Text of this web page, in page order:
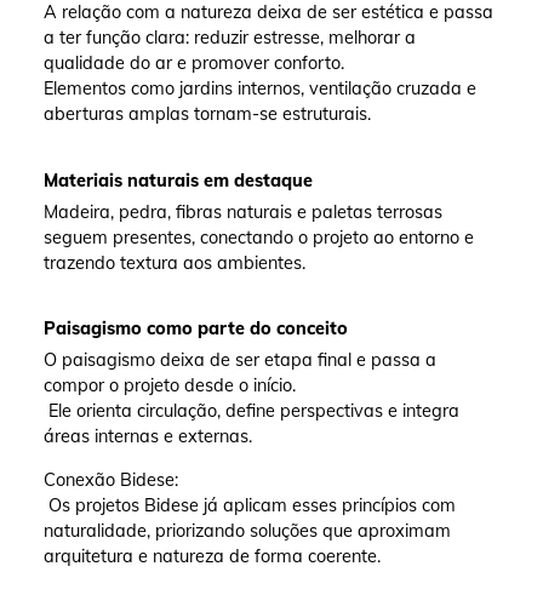
A relação com a natureza deixa de ser estética e passa
a ter função clara: reduzir estresse, melhorar a
qualidade do ar e promover conforto.
Elementos como jardins internos, ventilação cruzada e
aberturas amplas tornam-se estruturais.
Materiais naturais em destaque
Madeira, pedra, fibras naturais e paletas terrosas
seguem presentes, conectando o projeto ao entorno e
trazendo textura aos ambientes.
Paisagismo como parte do conceito
O paisagismo deixa de ser etapa final e passa a
compor o projeto desde o início.
Ele orienta circulação, define perspectivas e integra
áreas internas e externas.
Conexão Bidese:
Os projetos Bidese já aplicam esses princípios com
naturalidade, priorizando soluções que aproximam
arquitetura e natureza de forma coerente.